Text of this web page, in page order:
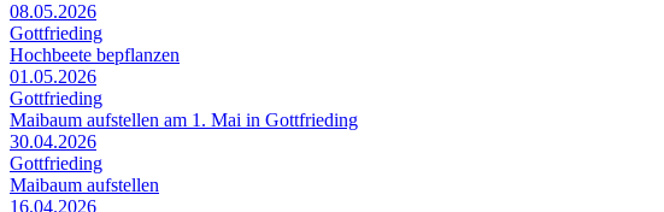
08.05.2026
Gottfrieding
Hochbeete bepflanzen
01.05.2026
Gottfrieding
Maibaum aufstellen am 1. Mai in Gottfrieding
30.04.2026
Gottfrieding
Maibaum aufstellen
16.04.2026